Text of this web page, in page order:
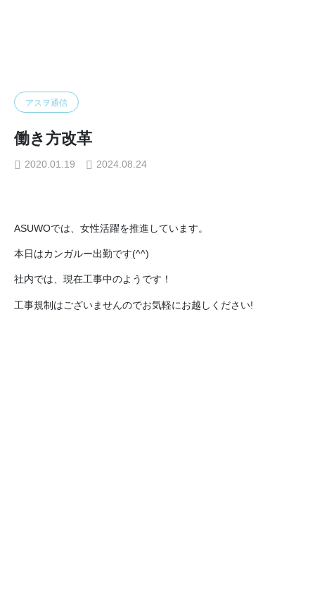
アスヲ通信
働き方改革
2020.01.19 2024.08.24
ASUWOでは、女性活躍を推進しています。
本日はカンガルー出勤です(^^)
社内では、現在工事中のようです！
工事規制はございませんのでお気軽にお越しください!